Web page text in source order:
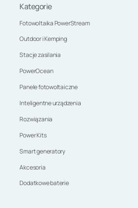
Kategorie
Fotowoltaika PowerStream
Outdoor i Kemping
Stacje zasilania
PowerOcean
Panele fotowoltaiczne
Inteligentne urządzenia
Rozwiązania
Power Kits
Smart generatory
Akcesoria
Dodatkowe baterie